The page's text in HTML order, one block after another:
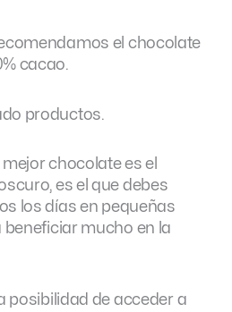
el chocolate
cacao.
productos.
chocolate es el
es el que debes
los días en pequeñas
beneficiar mucho en la
posibilidad de acceder a